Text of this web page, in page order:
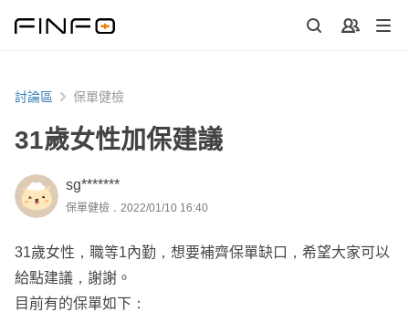
討論區 保單健檢
31歲女性加保建議
sg*******
保單健檢．2022/01/10 16:40
31歲女性，職等1內勤，想要補齊保單缺口，希望大家可以
給點建議，謝謝。
目前有的保單如下：